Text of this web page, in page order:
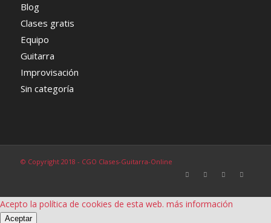
Blog
Clases gratis
Equipo
Guitarra
Improvisación
Sin categoría
© Copyright 2018 - CGO Clases-Guitarra-Online
Acepto la política de cookies de esta web. más información
Aceptar